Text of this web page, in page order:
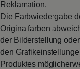
Reklamation.
Die Farbwiedergabe
Originalfarben
der Bilderstellung
den
Produktes